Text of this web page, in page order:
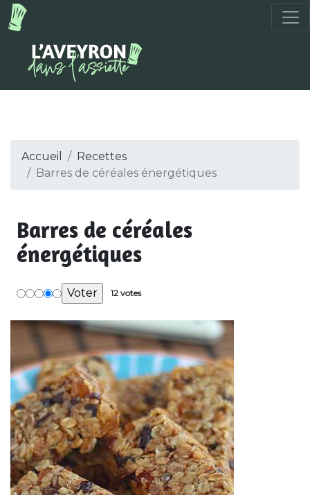
Accueil
Recettes
Barres de céréales énergétiques
Barres de céréales
énergétiques
12 votes